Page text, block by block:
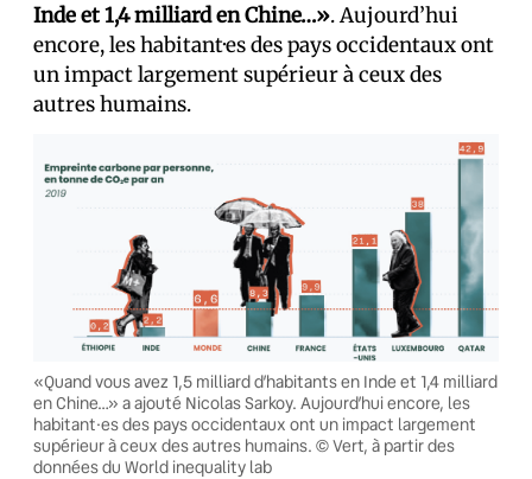
Inde et 1,4 milliard en Chine…». Aujourd’hui
encore, les habitant·es des pays occidentaux ont
un impact largement supérieur à ceux des
autres humains.
«Quand vous avez 1,5 milliard d’habitants en Inde et 1,4 milliard
en Chine…» a ajouté Nicolas Sarkoy. Aujourd’hui encore, les
habitant·es des pays occidentaux ont un impact largement
supérieur à ceux des autres humains. © Vert, à partir des
données du World inequality lab